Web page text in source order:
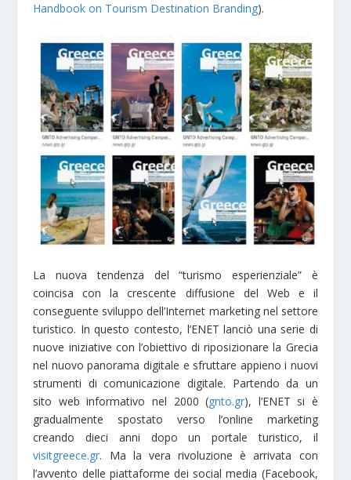
Handbook on Tourism Destination Branding).
La nuova tendenza del “turismo esperienziale” è
coincisa con la crescente diffusione del Web e il
conseguente sviluppo dell’Internet marketing nel settore
turistico. In questo contesto, l’ENET lanciò una serie di
nuove iniziative con l’obiettivo di riposizionare la Grecia
nel nuovo panorama digitale e sfruttare appieno i nuovi
strumenti di comunicazione digitale. Partendo da un
sito web informativo nel 2000 (gnto.gr), l’ENET si è
gradualmente spostato verso l’online marketing
creando dieci anni dopo un portale turistico, il
visitgreece.gr. Ma la vera rivoluzione è arrivata con
l’avvento delle piattaforme dei social media (Facebook,